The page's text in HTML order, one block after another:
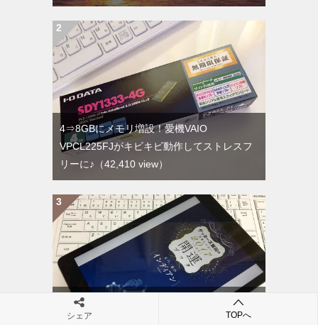
4⇒8GBにメモリ増設！愛機VAIO
VPCL225FJがキビキビ動作してストレスフ
リーに♪ （42,410 view）
【ゲッターズ飯田の五星三心占い】私は「銀
のインディアン（命数20）」でした！
シェア TOPへ